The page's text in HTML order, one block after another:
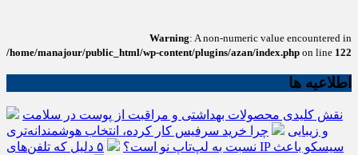
Warning: A non-numeric value encountered in
/home/manajour/public_html/wp-content/plugins/azan/index.php on line 122
اطلاعیه ها
نقش کلیدی محصولات بهداشتی و مراقبت از پوست در سلامت
و زیبایی
چرا خرید سرفیس کار کرده، انتخاب هوشمندانه‌تری
نسبت به لپ‌تاپ نو است؟
۵ دلیل که تلفن‌های IP سیسکو باعث